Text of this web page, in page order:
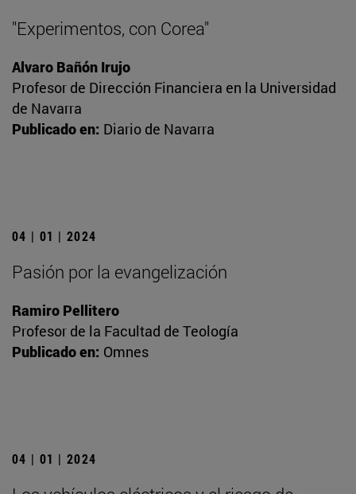
"Experimentos, con Corea"
Alvaro Bañón Irujo
Profesor de Dirección Financiera en la Universidad
de Navarra
Publicado en: Diario de Navarra
04 | 01 | 2024
Pasión por la evangelización
Ramiro Pellitero
Profesor de la Facultad de Teología
Publicado en: Omnes
04 | 01 | 2024